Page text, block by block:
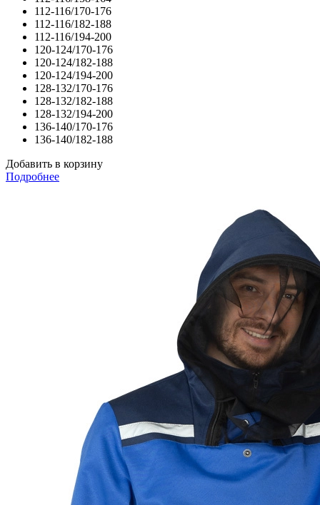
112-116/170-176
112-116/182-188
112-116/194-200
120-124/170-176
120-124/182-188
120-124/194-200
128-132/170-176
128-132/182-188
128-132/194-200
136-140/170-176
136-140/182-188
Добавить в корзину
Подробнее